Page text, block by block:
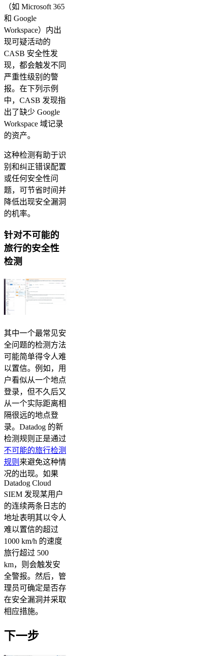
（如 Microsoft 365
和 Google
Workspace）内出
现可疑活动的
CASB 安全性发
现，都会触发不同
严重性级别的警
报。在下列示例
中，CASB 发现指
出了缺少 Google
Workspace 域记录
的资产。
这种检测有助于识
别和纠正错误配置
或任何安全性问
题，可节省时间并
降低出现安全漏洞
的机率。
针对不可能的
旅行的安全性
检测
其中一个最常见安
全问题的检测方法
可能简单得令人难
以置信。例如，用
户看似从一个地点
登录，但不久后又
从一个实际距离相
隔很远的地点登
录。Datadog 的新
检测规则正是通过
不可能的旅行检测
规则 来避免这种情
况的出现。如果
Datadog Cloud
SIEM 发现某用户
的连续两条日志的
地址表明其以令人
难以置信的超过
1000 km/h 的速度
旅行超过 500
km，则会触发安
全警报。然后，管
理员可确定是否存
在安全漏洞并采取
相应措施。
下一步